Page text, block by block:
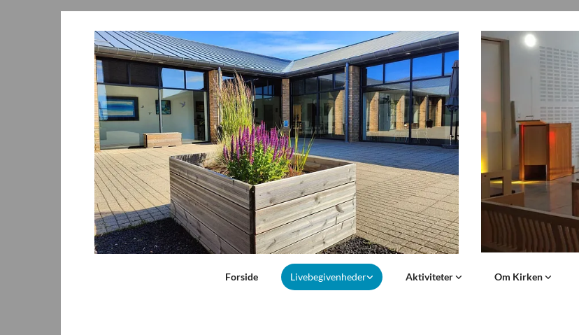
Forside Livebegivenheder Aktiviteter Om Kirken